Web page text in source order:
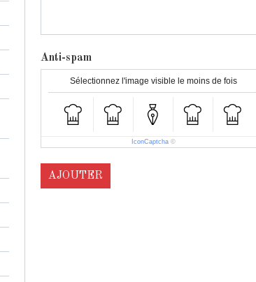
Anti-spam
Sélectionnez l'image visible le moins de fois
IconCaptcha ©
AJOUTER